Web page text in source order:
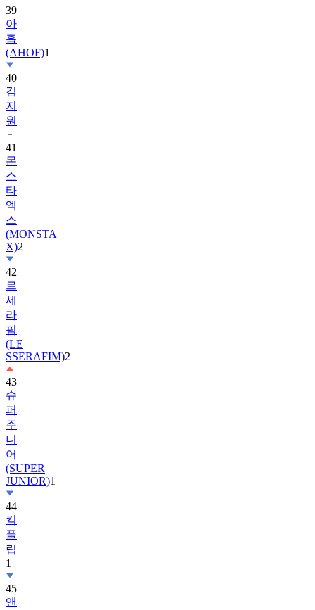
39
아
홉
(AHOF)1
40
김
지
원
41
몬
스
타
엑
스
(MONSTA
X)2
42
르
세
라
핌
(LE
SSERAFIM)2
43
슈
퍼
주
니
어
(SUPER
JUNIOR)1
44
킥
플
립
1
45
앤